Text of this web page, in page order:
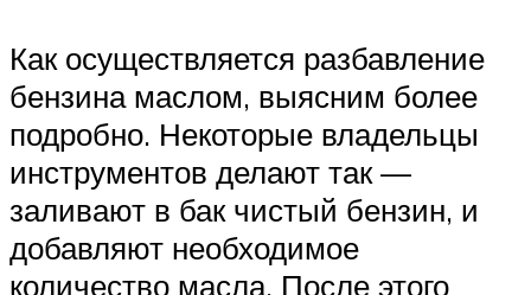
Как осуществляется разбавление
бензина маслом, выясним более
подробно. Некоторые владельцы
инструментов делают так —
заливают в бак чистый бензин, и
добавляют необходимое
количество масла. После этого